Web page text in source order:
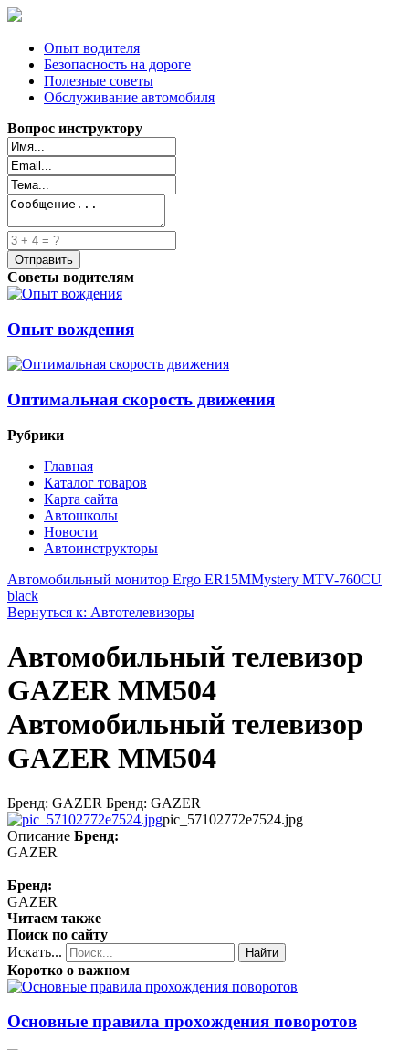
Опыт водителя
Безопасность на дороге
Полезные советы
Обслуживание автомобиля
Вопрос инструктору
Советы водителям
Опыт вождения
Оптимальная скорость движения
Рубрики
Главная
Каталог товаров
Карта сайта
Автошколы
Новости
Автоинструкторы
Автомобильный монитор Ergo ER15MMystery MTV-760CU
black
Вернуться к: Автотелевизоры
Автомобильный телевизор
GAZER MM504
Автомобильный телевизор
GAZER MM504
Бренд: GAZER Бренд: GAZER
pic_57102772e7524.jpg
Описание Бренд:
GAZER
Бренд:
GAZER
Читаем также
Поиск по сайту
Искать...
Найти
Коротко о важном
Основные правила прохождения поворотов